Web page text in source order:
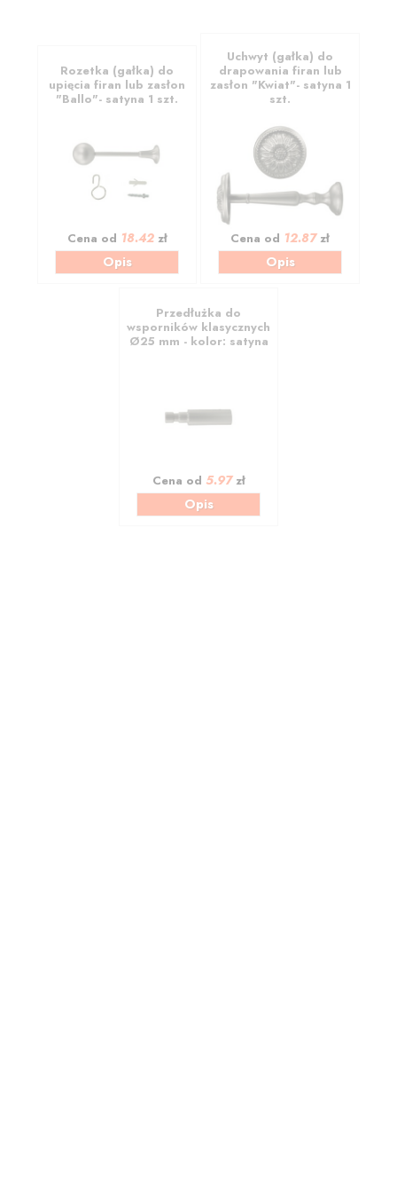
Rozetka (gałka) do
upięcia firan lub zasłon
"Ballo"- satyna 1 szt.
Cena od 18.42zł
Opis
Uchwyt (gałka) do
drapowania firan lub
zasłon "Kwiat"- satyna 1
szt.
Cena od 12.87zł
Opis
Przedłużka do
wsporników klasycznych
Ø25 mm - kolor: satyna
Cena od 5.97zł
Opis